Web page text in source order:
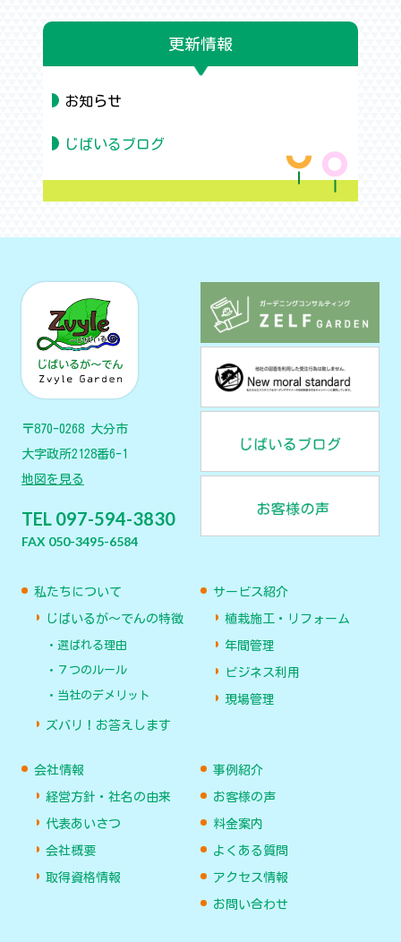
更新情報
お知らせ
じばいるブログ
〒870-0268 大分市
大字政所2128番6-1
地図を見る
TEL 097-594-3830
FAX 050-3495-6584
私たちについて
じばいるが〜でんの特徴
選ばれる理由
７つのルール
当社のデメリット
ズバリ！お答えします
サービス紹介
植栽施工・リフォーム
年間管理
ビジネス利用
現場管理
会社情報
経営方針・社名の由来
代表あいさつ
会社概要
取得資格情報
事例紹介
お客様の声
料金案内
よくある質問
アクセス情報
お問い合わせ